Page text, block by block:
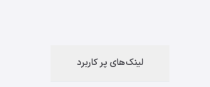
لینک‌های پر کاربرد